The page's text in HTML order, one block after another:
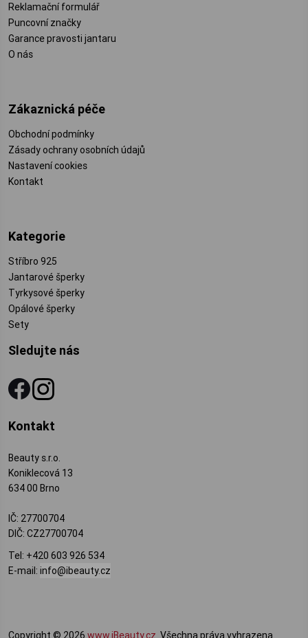
Reklamační formulář
Puncovní značky
Garance pravosti jantaru
O nás
Zákaznická péče
Obchodní podmínky
Zásady ochrany osobních údajů
Nastavení cookies
Kontakt
Kategorie
Stříbro 925
Jantarové šperky
Tyrkysové šperky
Opálové šperky
Sety
Sledujte nás
Kontakt
Beauty s.r.o.
Koniklecová 13
634 00 Brno
IČ: 27700704
DIČ: CZ27700704
Tel: +420 603 926 534
E-mail: info@ibeauty.cz
Copyright © 2026 www.iBeauty.cz . Všechna práva vyhrazena.